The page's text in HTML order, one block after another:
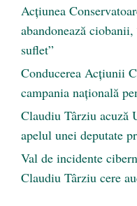
Acțiunea
abandonează
suflet”
Conducerea Acțiunii
campania națională
Claudiu Târziu acuză
apelul unei deputate
Val de incidente
Claudiu Târziu cere